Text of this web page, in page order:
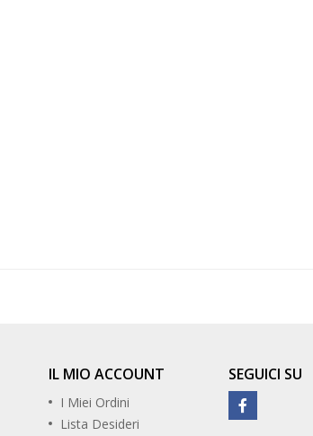
IL MIO ACCOUNT
I Miei Ordini
Lista Desideri
SEGUICI SU